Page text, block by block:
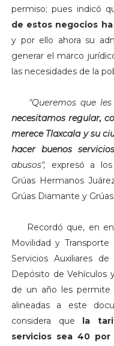
permiso; pues indicó
de estos negocios
y por ello ahora su
generar el marco
las necesidades de la
"Queremos que
necesitamos regular,
merece Tlaxcala y su
hacer buenos
abusos", expresó a
Grúas Hermanos
Grúas Diamante y
Recordó que, en
Movilidad y
Servicios Auxiliares
Depósito de Vehículos
de un año les permite
alineadas a este
considera que
la
servicios sea 40